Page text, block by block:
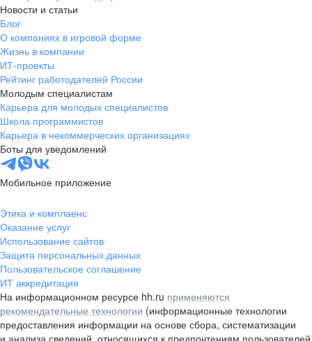
Новости и статьи
Блог
О компаниях в игровой форме
Жизнь в компании
ИТ-проекты
Рейтинг работодателей России
Молодым специалистам
Карьера для молодых специалистов
Школа программистов
Карьера в некоммерческих организациях
Боты для уведомлений
Мобильное приложение
Этика и комплаенс
Оказание услуг
Использование сайтов
Защита персональных данных
Пользовательское соглашение
ИТ аккредитация
На информационном ресурсе hh.ru применяются
рекомендательные технологии (информационные технологии
предоставления информации на основе сбора, систематизации
и анализа сведений, относящихся к предпочтениям пользователей